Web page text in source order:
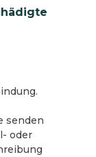
senden
oder